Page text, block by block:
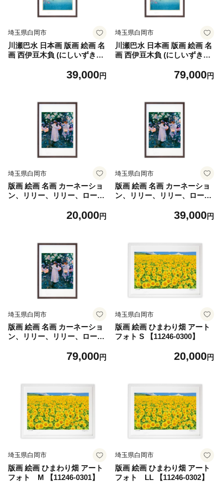
埼玉県白岡市
川瀬巴水 日本画 版画 絵画 名
画 西伊豆木負 (にしいずきし
39,000円
埼玉県白岡市
川瀬巴水 日本画 版画 絵画 名
画 西伊豆木負 (にしいずきし
79,000円
埼玉県白岡市
版画 絵画 名画 カーネーショ
ン、リリー、リリー、ローズ
ー・サージェント S 【11246-20,000円
埼玉県白岡市
版画 絵画 名画 カーネーショ
ン、リリー、リリー、ローズ
ー・サージェント M 【112439,000円
埼玉県白岡市
版画 絵画 名画 カーネーショ
ン、リリー、リリー、ローズ
ー・サージェント LL 【112
79,000円
埼玉県白岡市
版画 絵画 ひまわり畑 アート
フォト S 【11246-0300】
20,000円
埼玉県白岡市
版画 絵画 ひまわり畑 アート
フォト M 【11246-0301】
埼玉県白岡市
版画 絵画 ひまわり畑 アート
フォト LL 【11246-0302】